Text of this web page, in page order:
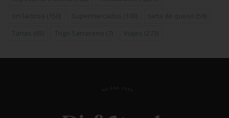
sin lactosa (150) Supermercados (100) tarta de queso (59)
Tartas (65) Trigo Sarraceno (7) Viajes (273)